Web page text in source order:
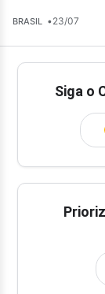
BRASIL •23/07
Siga o